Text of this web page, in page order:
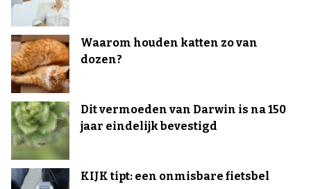
Waarom houden katten zo van
dozen?
Dit vermoeden van Darwin is na 150
jaar eindelijk bevestigd
KIJK tipt: een onmisbare fietsbel